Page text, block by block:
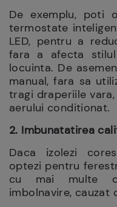
De exemplu, poti
termostate
LED, pentru a
fara a afecta
locuinta. De
manual, fara sa
tragi draperiile
aerului conditionat.
2. Imbunatatirea
Daca izolezi
optezi pentru
cu mai multe
imbolnavire, cauzat